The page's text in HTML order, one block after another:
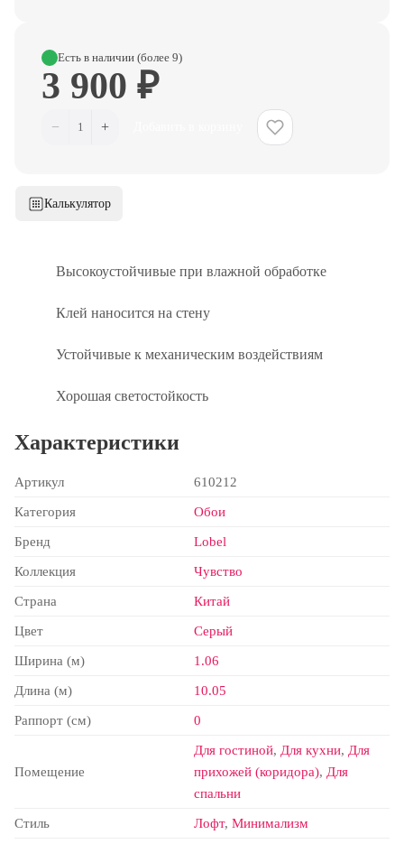
Есть в наличии (более 9)
3 900 ₽
− 1 +
Калькулятор
Характеристики
Артикул 610212
Категория Обои
Бренд Lobel
Коллекция Чувство
Страна Китай
Цвет Серый
Ширина (м) 1.06
Длина (м) 10.05
Раппорт (см) 0
Помещение
Для гостиной, Для кухни, Для
прихожей (коридора), Для
спальни
Стиль Лофт, Минимализм
Высокоустойчивые при влажной обработке
Клей наносится на стену
Устойчивые к механическим воздействиям
Хорошая светостойкость